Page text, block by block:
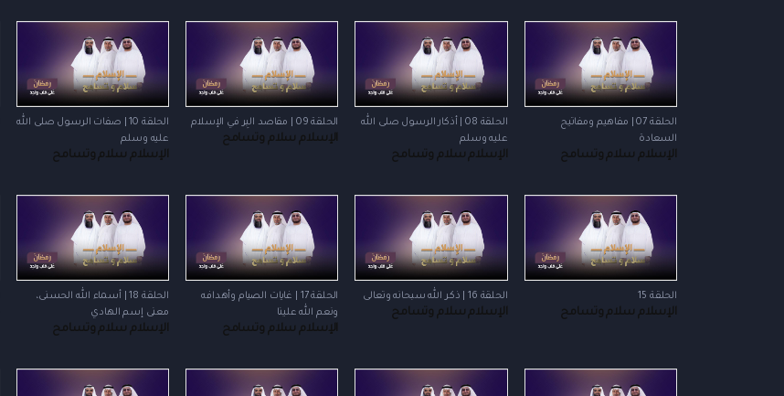
الحلقة 07 | مفاهيم ومفاتيح
السعادة
الإسلام سلام وتسامح
الحلقة 08 | أذكار الرسول صلى الله
عليه وسلم
الإسلام سلام وتسامح
الحلقة 09 | مقاصد البِر في الإسلام
الإسلام سلام وتسامح
الحلقة 10 | صفات الرسول صلى الله
عليه وسلم
الإسلام سلام وتسامح
الحلقة 15
الإسلام سلام وتسامح
الحلقة 16 | ذكر الله سبحانه وتعالى
الإسلام سلام وتسامح
الحلقة 17 | غايات الصيام وأهدافه
ونعم الله علينا
الإسلام سلام وتسامح
الحلقة 18 | أسماء الله الحسنى،
معنى إسم الهادي
الإسلام سلام وتسامح